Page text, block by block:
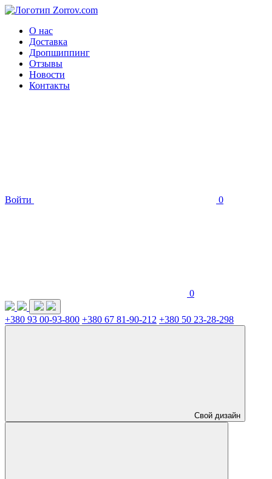
О нас
Доставка
Дропшиппинг
Отзывы
Новости
Контакты
Войти 0
0
+380 93 00-93-800 +380 67 81-90-212 +380 50 23-28-298
Свой дизайн